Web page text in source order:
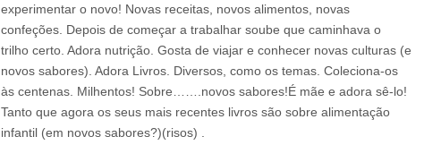
experimentar o novo! Novas receitas, novos alimentos, novas
confeções. Depois de começar a trabalhar soube que caminhava o
trilho certo. Adora nutrição. Gosta de viajar e conhecer novas culturas (e
novos sabores). Adora Livros. Diversos, como os temas. Coleciona-os
às centenas. Milhentos! Sobre…….novos sabores!É mãe e adora sê-lo!
Tanto que agora os seus mais recentes livros são sobre alimentação
infantil (em novos sabores?)(risos) .